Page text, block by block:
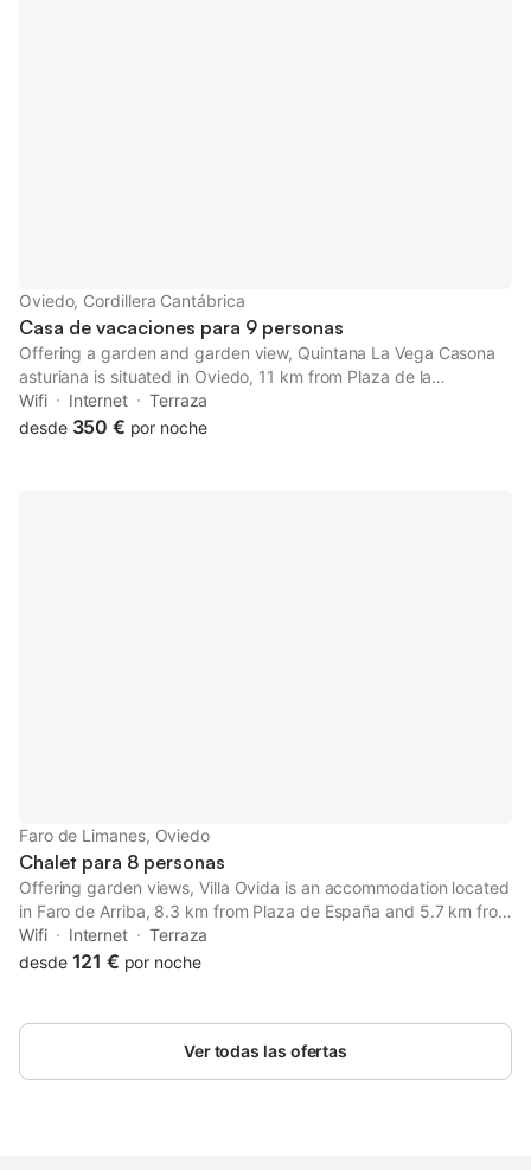
Oviedo, Cordillera Cantábrica
Casa de vacaciones para 9 personas
Offering a garden and garden view, Quintana La Vega Casona
asturiana is situated in Oviedo, 11 km from Plaza de la
Constitución Oviedo and 8.5 km from Carlos Tartiere Stadium.
Wifi Internet
Terraza
desde 350 € por noche
Faro de Limanes, Oviedo
Chalet para 8 personas
Offering garden views, Villa Ovida is an accommodation located
in Faro de Arriba, 8.3 km from Plaza de España and 5.7 km from
Church of San Julián de los Prados. This property offers access
to a terrace, free private parking and free WiFi.
Wifi Internet
Terraza
desde 121 € por noche
Ver todas las ofertas